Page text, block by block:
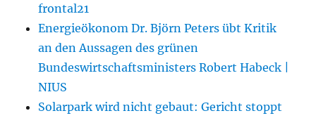
frontal21
Energieökonom Dr. Björn Peters übt Kritik
an den Aussagen des grünen
Bundeswirtschaftsministers Robert Habeck |
NIUS
Solarpark wird nicht gebaut: Gericht stoppt